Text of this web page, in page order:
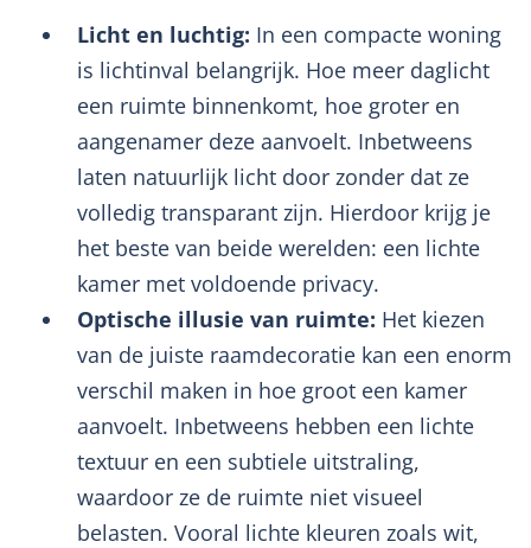
Licht en luchtig: In een compacte woning
is lichtinval belangrijk. Hoe meer daglicht
een ruimte binnenkomt, hoe groter en
aangenamer deze aanvoelt. Inbetweens
laten natuurlijk licht door zonder dat ze
volledig transparant zijn. Hierdoor krijg je
het beste van beide werelden: een lichte
kamer met voldoende privacy.
Optische illusie van ruimte: Het kiezen
van de juiste raamdecoratie kan een enorm
verschil maken in hoe groot een kamer
aanvoelt. Inbetweens hebben een lichte
textuur en een subtiele uitstraling,
waardoor ze de ruimte niet visueel
belasten. Vooral lichte kleuren zoals wit,